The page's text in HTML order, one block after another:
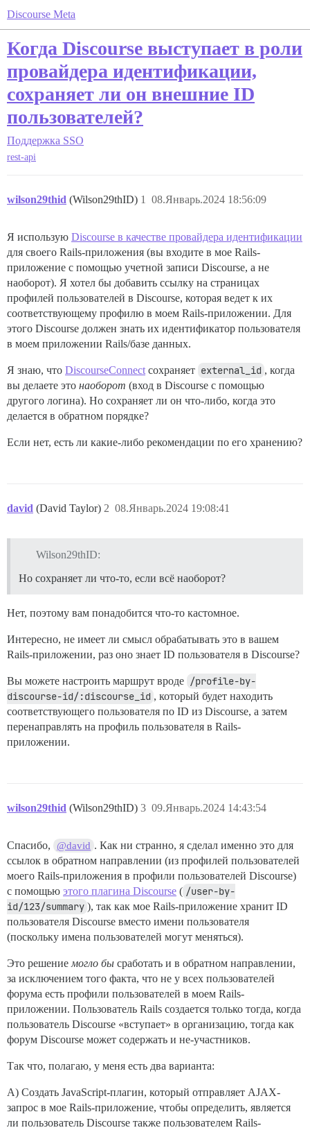
Discourse Meta
Когда Discourse выступает в роли
провайдера идентификации,
сохраняет ли он внешние ID
пользователей?
Поддержка SSO
rest-api
wilson29thid (Wilson29thID) 08.Январь.2024 18:56:09
1
Я использую Discourse в качестве провайдера идентификации
для своего Rails-приложения (вы входите в мое Rails-
приложение с помощью учетной записи Discourse, а не
наоборот). Я хотел бы добавить ссылку на страницах
профилей пользователей в Discourse, которая ведет к их
соответствующему профилю в моем Rails-приложении. Для
этого Discourse должен знать их идентификатор пользователя
в моем приложении Rails/базе данных.
Я знаю, что DiscourseConnect сохраняет external_id , когда
вы делаете это наоборот (вход в Discourse с помощью
другого логина). Но сохраняет ли он что-либо, когда это
делается в обратном порядке?
Если нет, есть ли какие-либо рекомендации по его хранению?
david (David Taylor) 08.Январь.2024 19:08:41
2
Wilson29thID:
Но сохраняет ли что-то, если всё наоборот?
Нет, поэтому вам понадобится что-то кастомное.
Интересно, не имеет ли смысл обрабатывать это в вашем
Rails-приложении, раз оно знает ID пользователя в Discourse?
Вы можете настроить маршрут вроде /profile-by-
discourse-id/:discourse_id , который будет находить
соответствующего пользователя по ID из Discourse, а затем
перенаправлять на профиль пользователя в Rails-
приложении.
wilson29thid (Wilson29thID) 09.Январь.2024 14:43:54
3
Спасибо, @david . Как ни странно, я сделал именно это для
ссылок в обратном направлении (из профилей пользователей
моего Rails-приложения в профили пользователей Discourse)
с помощью этого плагина Discourse ( /user-by-
id/123/summary ), так как мое Rails-приложение хранит ID
пользователя Discourse вместо имени пользователя
(поскольку имена пользователей могут меняться).
Это решение могло бы сработать и в обратном направлении,
за исключением того факта, что не у всех пользователей
форума есть профили пользователей в моем Rails-
приложении. Пользователь Rails создается только тогда, когда
пользователь Discourse «вступает» в организацию, тогда как
форум Discourse может содержать и не-участников.
Так что, полагаю, у меня есть два варианта:
A) Создать JavaScript-плагин, который отправляет AJAX-
запрос в мое Rails-приложение, чтобы определить, является
ли пользователь Discourse также пользователем Rails-